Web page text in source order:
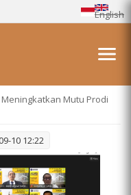
English
Mutu Prodi
10 12:22